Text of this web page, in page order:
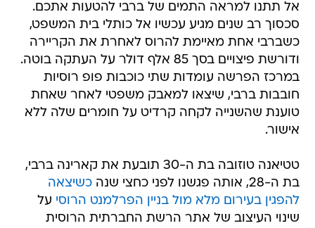
כשברבי אחת מאיימת להרוס לאחרת את הקריירה
ודורשת פיצויים בסך 85 אלף דולר על העתקה בוטה.
במרכז הפרשה עומדות שתי כוכבות פופ רוסיות
חובבות ברבי, שיצאו למאבק משפטי לאחר שאחת
טוענת שהשנייה לקחה קרדיט על חומרים שלה ללא
אישור.
להפגין בעירום מלא מול בניין הפרלמנט הרוסי על
שינוי העיצוב של אתר הרשת החברתית הרוסית
VKontakte.